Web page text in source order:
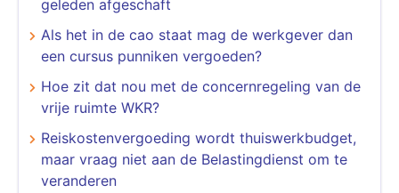
geleden afgeschaft
Als het in de cao staat mag de werkgever dan
een cursus punniken vergoeden?
Hoe zit dat nou met de concernregeling van de
vrije ruimte WKR?
Reiskostenvergoeding wordt thuiswerkbudget,
maar vraag niet aan de Belastingdienst om te
veranderen